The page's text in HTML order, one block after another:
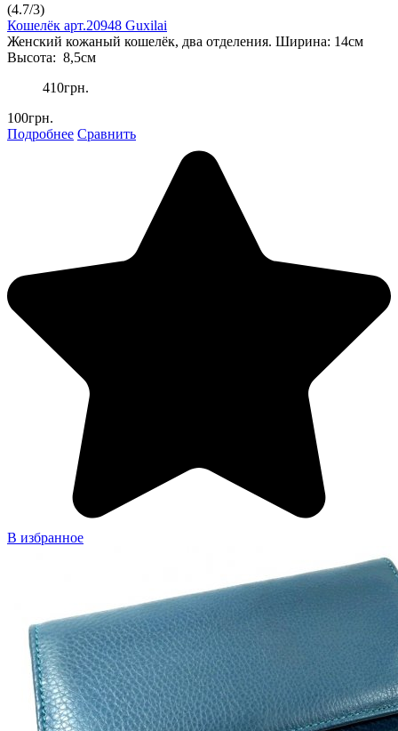
(4.7/3)
Кошелёк арт.20948 Guxilai
Женский кожаный кошелёк, два отделения. Ширина: 14см
Высота: 8,5см
410грн.
100грн.
Подробнее Сравнить
В избранное